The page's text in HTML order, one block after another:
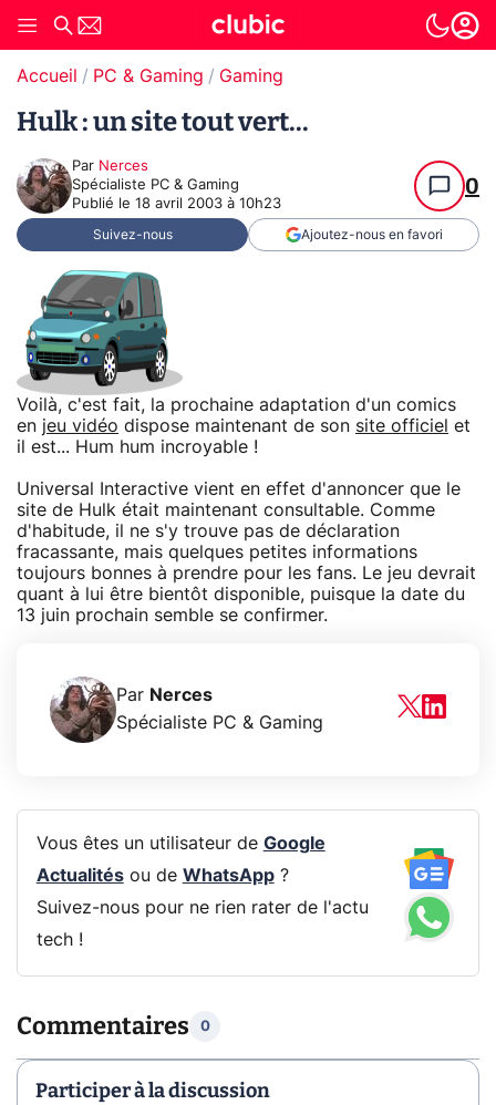
Accueil PC & Gaming Gaming
Hulk : un site tout vert...
Par Nerces
Spécialiste PC & Gaming
Publié le 18 avril 2003 à 10h23
0
Suivez-nous Ajoutez-nous en favori
Voilà, c'est fait, la prochaine adaptation d'un comics
en jeu vidéo dispose maintenant de son site officiel et
il est... Hum hum incroyable !
Universal Interactive vient en effet d'annoncer que le
site de Hulk était maintenant consultable. Comme
d'habitude, il ne s'y trouve pas de déclaration
fracassante, mais quelques petites informations
toujours bonnes à prendre pour les fans. Le jeu devrait
quant à lui être bientôt disponible, puisque la date du
13 juin prochain semble se confirmer.
Par Nerces
Spécialiste PC & Gaming
Vous êtes un utilisateur de Google
Actualitésou de WhatsApp?
Suivez-nous pour ne rien rater de l'actu
tech !
Commentaires 0
Participer à la discussion